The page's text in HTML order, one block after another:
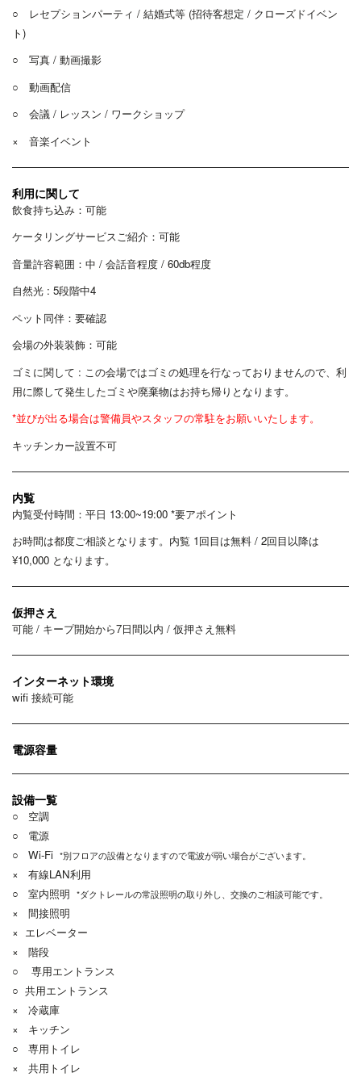
○ レセプションパーティ / 結婚式等 (招待客想定 / クローズドイベン
ト)
○ 写真 / 動画撮影
○ 動画配信
○ 会議 / レッスン / ワークショップ
× 音楽イベント
利用に関して
飲食持ち込み：可能
ケータリングサービスご紹介：可能
音量許容範囲：中 / 会話音程度 / 60db程度
自然光 : 5段階中4
ペット同伴：要確認
会場の外装装飾：可能
ゴミに関して : この会場ではゴミの処理を行なっておりませんので、利
用に際して発生したゴミや廃棄物はお持ち帰りとなります。
*並びが出る場合は警備員やスタッフの常駐をお願いいたします。
キッチンカー設置不可
内覧
内覧受付時間：平日 13:00~19:00 *要アポイント
お時間は都度ご相談となります。内覧 1回目は無料 / 2回目以降は
¥10,000 となります。
仮押さえ
可能 / キープ開始から7日間以内 / 仮押さえ無料
インターネット環境
wifi 接続可能
電源容量
設備一覧
○ 空調
○ 電源
○ Wi-Fi *別フロアの設備となりますので電波が弱い場合がございます。
× 有線LAN利用
○ 室内照明 *ダクトレールの常設照明の取り外し、交換のご相談可能です。
× 間接照明
× エレベーター
× 階段
○ 専用エントランス
○ 共用エントランス
× 冷蔵庫
× キッチン
○ 専用トイレ
× 共用トイレ